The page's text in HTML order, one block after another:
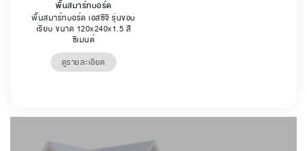
พื้นสมาร์ทบอร์ด
พื้นสมาร์ทบอร์ด เอสซีจี รุ่นขอบ
เรียบ ขนาด 120x240x1.5 สี
ซีเมนต์
ดูรายละเอียด